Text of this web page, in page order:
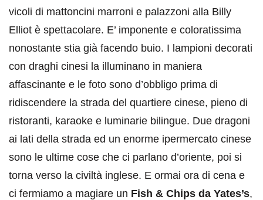
vicoli di mattoncini marroni e palazzoni alla Billy
Elliot è spettacolare. E’ imponente e coloratissima
nonostante stia già facendo buio. I lampioni decorati
con draghi cinesi la illuminano in maniera
affascinante e le foto sono d’obbligo prima di
ridiscendere la strada del quartiere cinese, pieno di
ristoranti, karaoke e luminarie bilingue. Due dragoni
ai lati della strada ed un enorme ipermercato cinese
sono le ultime cose che ci parlano d’oriente, poi si
torna verso la civiltà inglese. E ormai ora di cena e
ci fermiamo a magiare un Fish & Chips da Yates’s,